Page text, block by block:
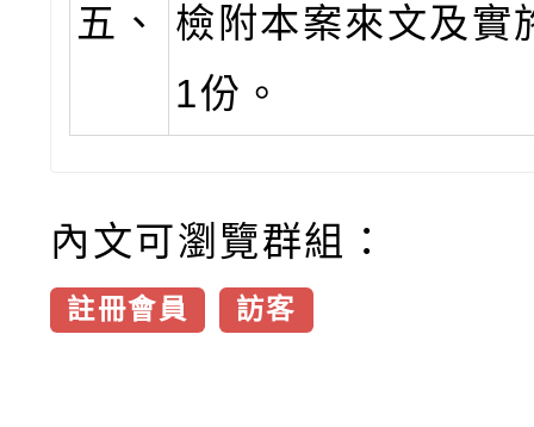
五、
檢附本案來文及實
1份。
內文可瀏覽群組：
註冊會員 訪客